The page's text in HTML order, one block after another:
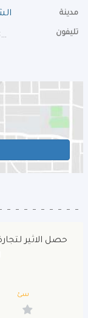
مدينة
تليفون 065738683
حصل الاثير
سئ